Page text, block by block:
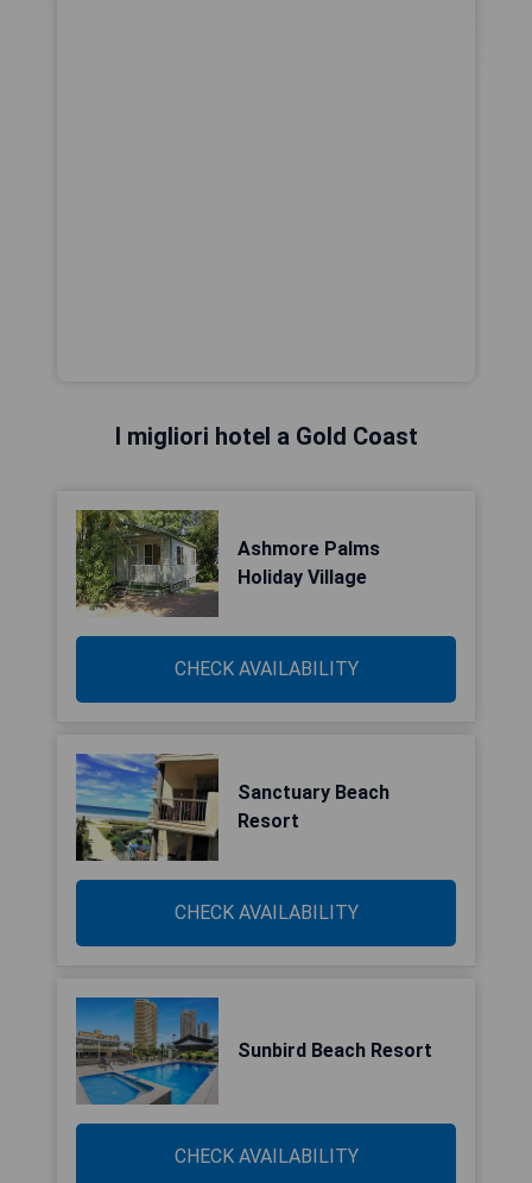
I migliori hotel a Gold Coast
Ashmore Palms
Holiday Village
CHECK AVAILABILITY
Sanctuary Beach
Resort
CHECK AVAILABILITY
Sunbird Beach Resort
CHECK AVAILABILITY